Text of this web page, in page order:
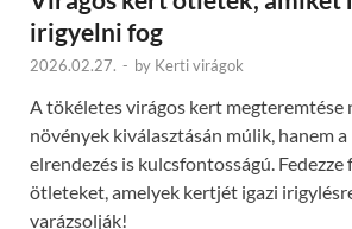
irigyelni fog
2026.02.27. - by Kerti virágok
A tökéletes virágos kert megteremtése
növények kiválasztásán múlik, hanem
elrendezés is kulcsfontosságú.
ötleteket, amelyek kertjét igazi
varázsolják!